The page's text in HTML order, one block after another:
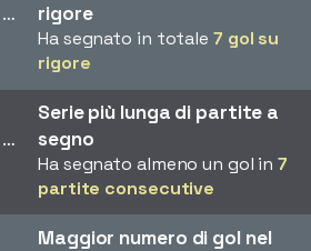
rigore
Ha segnato in totale 7 gol su
rigore
Serie più lunga di partite a
segno
Ha segnato almeno un gol in7
partite consecutive
Maggior numero di gol nel